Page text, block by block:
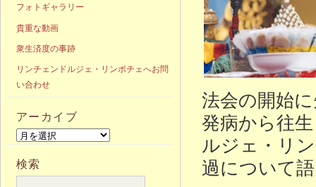
法会の開始
発病から往
ルジェ・リ
過について
フォトギャラリー
貴重な動画
衆生済度の事跡
リンチェンドルジェ・リンポチェへお問
い合わせ
アーカイブ
検索